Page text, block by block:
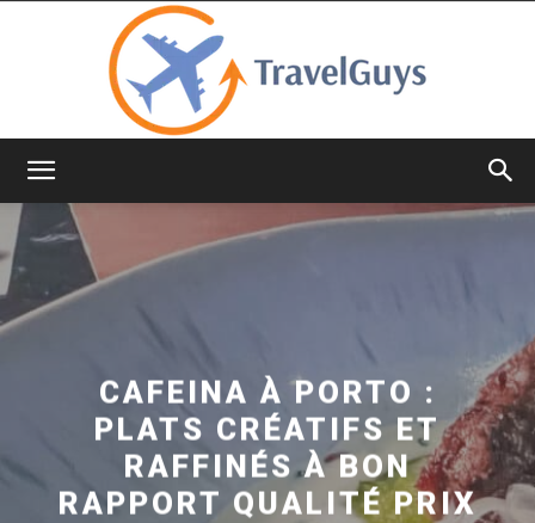
CAFEINA À PORTO :
PLATS CRÉATIFS ET
RAFFINÉS À BON
RAPPORT QUALITÉ PRIX